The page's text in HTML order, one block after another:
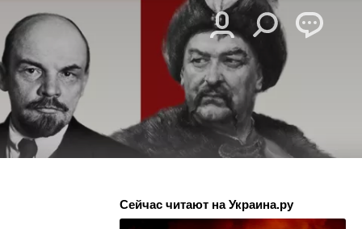
Сейчас читают на Украина.ру